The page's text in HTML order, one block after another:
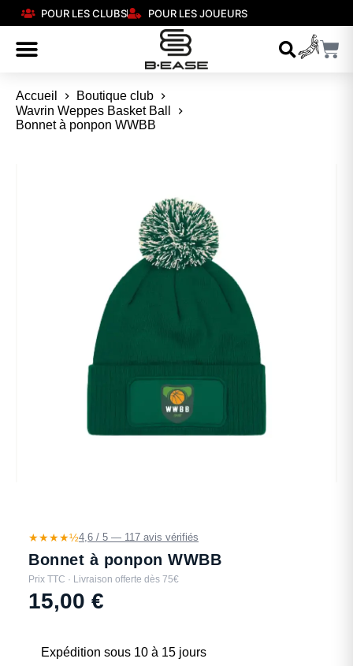
POUR LES CLUBS POUR LES JOUEURS
Accueil
Boutique club
Wavrin Weppes Basket Ball
Bonnet à ponpon WWBB
★★★★½4,6 / 5 — 117 avis vérifiés
Bonnet à ponpon WWBB
Prix TTC · Livraison offerte dès 75€
15,00 €
Expédition sous 10 à 15 jours